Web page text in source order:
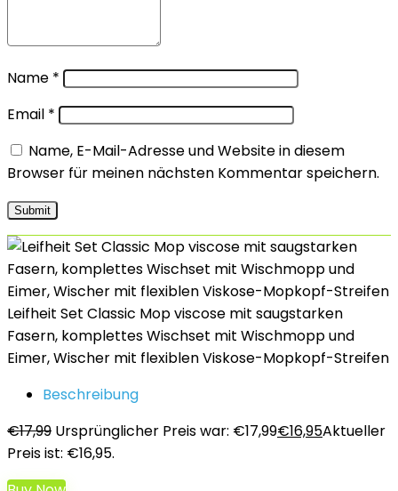
Name *
Email *
Name, E-Mail-Adresse und Website in diesem
Browser für meinen nächsten Kommentar speichern.
Leifheit Set Classic Mop viscose mit saugstarken
Fasern, komplettes Wischset mit Wischmopp und
Eimer, Wischer mit flexiblen Viskose-Mopkopf-Streifen
Beschreibung
€17,99 Ursprünglicher Preis war: €17,99€16,95Aktueller
Preis ist: €16,95.